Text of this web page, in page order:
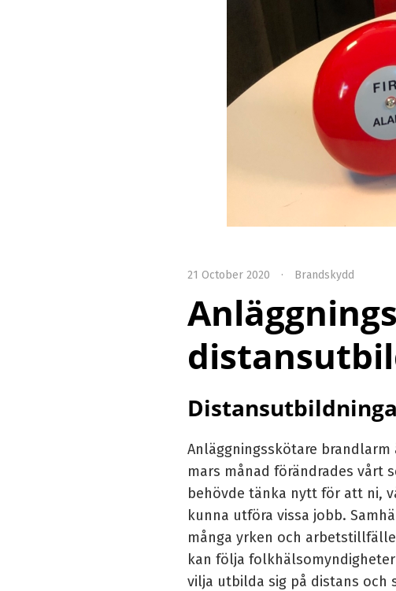
21 October 2020 · Brandskydd
Anläggningsskötare
mars månad förändrades vårt
behövde tänka nytt för att ni,
kunna utföra vissa jobb.
många yrken och
kan följa
vilja utbilda sig på distans